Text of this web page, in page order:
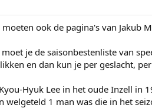
ook de pagina's van Jakub
je de saisonbestenliste van
en dan kun je per geslacht,
Hyuk Lee in het oude Inzell in
welgeteld 1 man was die in het